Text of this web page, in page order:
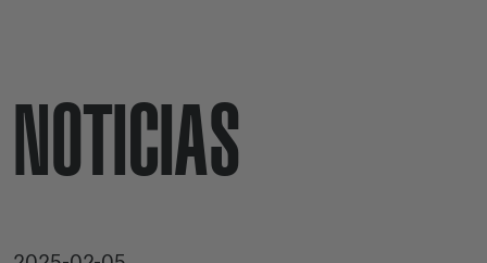
NOTICIAS